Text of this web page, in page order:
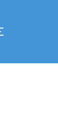
Toggle